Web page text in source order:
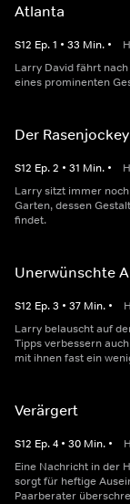
Atlanta
S12 Ep.1 • 33 Min. •
Larry David fährt
eines prominenten
Der Rasenjockey
S12 Ep.2 • 31 Min. •
Larry sitzt immer
Garten, dessen
findet.
Unerwünschte
S12 Ep.3 • 37 Min. •
Larry belauscht auf
Tipps verbessern
mit ihnen fast ein
Verärgert
S12 Ep.4 • 30 Min. •
Eine Nachricht in der
sorgt für heftige
Paarberater